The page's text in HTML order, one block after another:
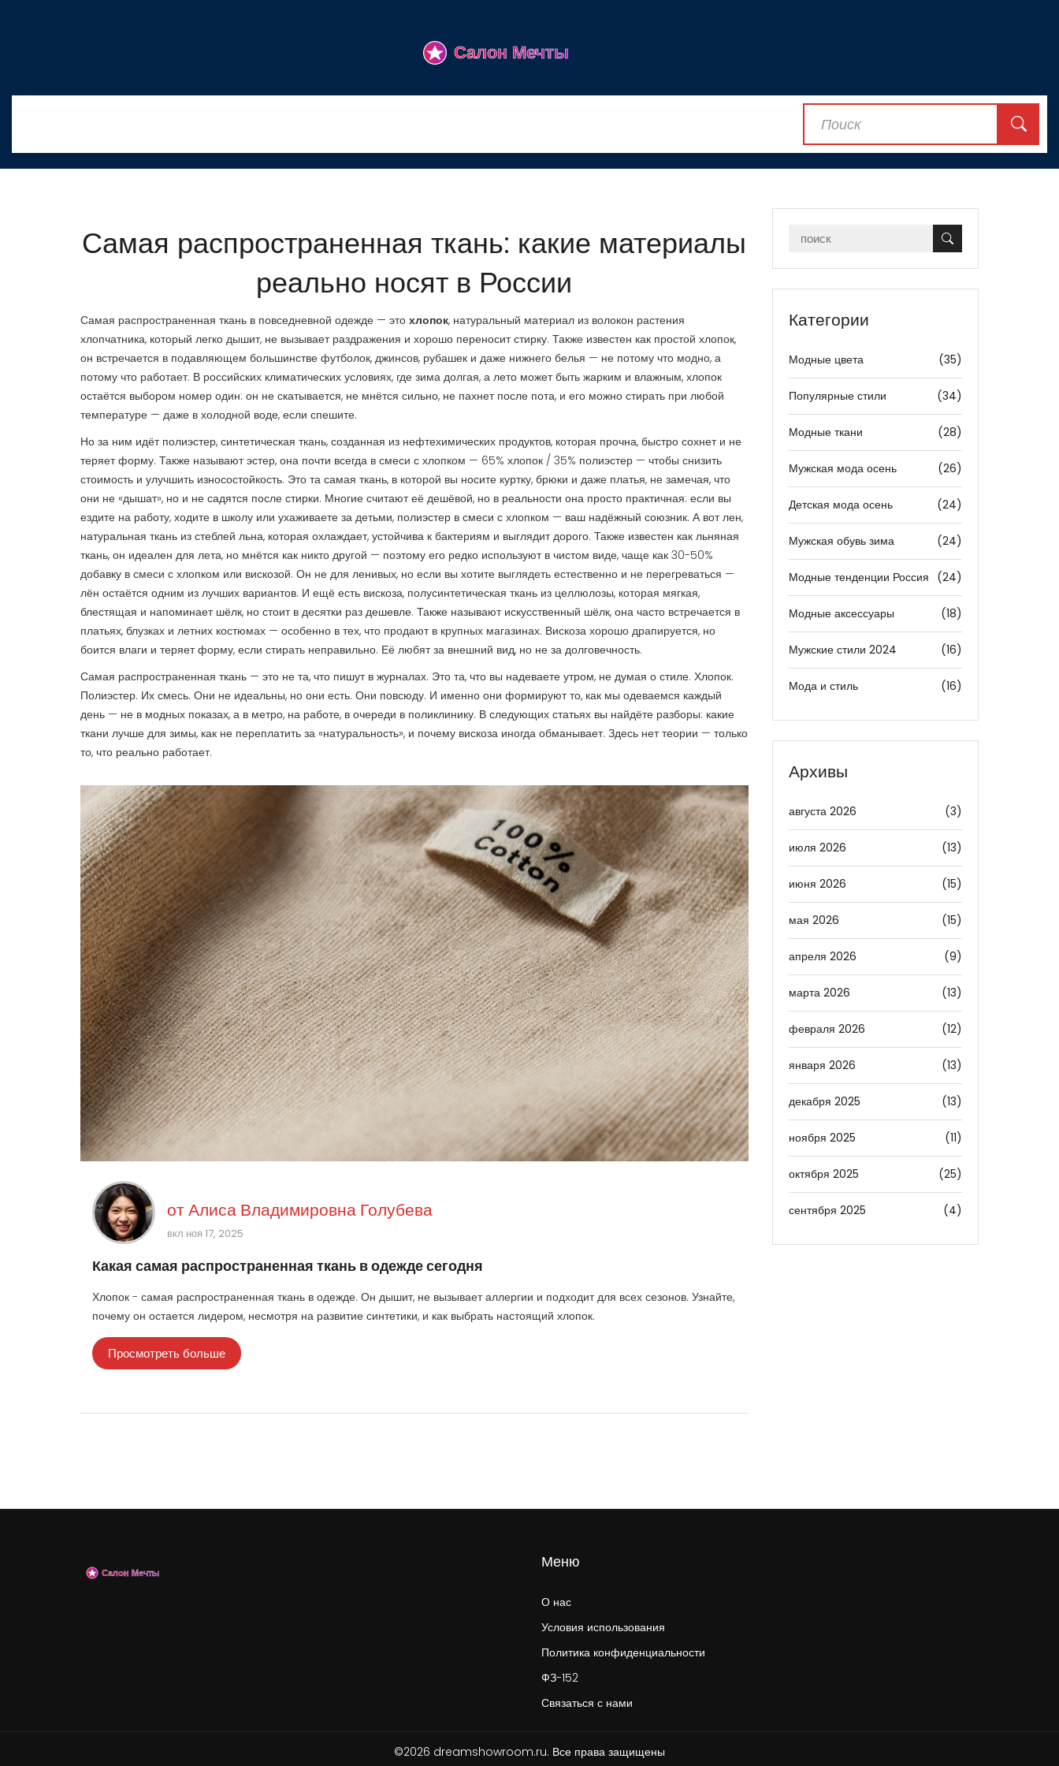
Самая распространенная ткань: какие материалы
реально носят в России
Самая распространенная ткань в повседневной одежде — это хлопок, натуральный материал из волокон растения
хлопчатника, который легко дышит, не вызывает раздражения и хорошо переносит стирку. Также известен как простой хлопок,
он встречается в подавляющем большинстве футболок, джинсов, рубашек и даже нижнего белья — не потому что модно, а
потому что работает. В российских климатических условиях, где зима долгая, а лето может быть жарким и влажным, хлопок
остаётся выбором номер один: он не скатывается, не мнётся сильно, не пахнет после пота, и его можно стирать при любой
температуре — даже в холодной воде, если спешите.
Но за ним идёт полиэстер, синтетическая ткань, созданная из нефтехимических продуктов, которая прочна, быстро сохнет и не
теряет форму. Также называютэстер, она почти всегда в смеси с хлопком — 65% хлопок / 35% полиэстер — чтобы снизить
стоимость и улучшить износостойкость. Это та самая ткань, в которой вы носите куртку, брюки и даже платья, не замечая, что
они не «дышат», но и не садятся после стирки. Многие считают её дешёвой, но в реальности она просто практичная: если вы
ездите на работу, ходите в школу или ухаживаете за детьми, полиэстер в смеси с хлопком — ваш надёжный союзник. А вотлен,
натуральная ткань из стеблей льна, которая охлаждает, устойчива к бактериям и выглядит дорого. Также известен как льняная
ткань, он идеален для лета, но мнётся как никто другой — поэтому его редко используют в чистом виде, чаще как 30-50%
добавку в смеси с хлопком или вискозой. Он не для ленивых, но если вы хотите выглядеть естественно и не перегреваться —
лён остаётся одним из лучших вариантов. И ещё есть вискоза, полусинтетическая ткань из целлюлозы, которая мягкая,
блестящая и напоминает шёлк, но стоит в десятки раз дешевле. Также называют искусственный шёлк, она часто встречается в
платьях, блузках и летних костюмах — особенно в тех, что продают в крупных магазинах. Вискоза хорошо драпируется, но
боится влаги и теряет форму, если стирать неправильно. Её любят за внешний вид, но не за долговечность.
Самая распространенная ткань — это не та, что пишут в журналах. Это та, что вы надеваете утром, не думая о стиле. Хлопок.
Полиэстер. Их смесь. Они не идеальны, но они есть. Они повсюду. И именно они формируют то, как мы одеваемся каждый
день — не в модных показах, а в метро, на работе, в очереди в поликлинику. В следующих статьях вы найдёте разборы: какие
ткани лучше для зимы, как не переплатить за «натуральность», и почему вискоза иногда обманывает. Здесь нет теории — только
то, что реально работает.
отАлиса Владимировна Голубева
вкл ноя 17, 2025
Какая самая распространенная ткань в одежде сегодня
Хлопок - самая распространенная ткань в одежде. Он дышит, не вызывает аллергии и подходит для всех сезонов. Узнайте,
почему он остается лидером, несмотря на развитие синтетики, и как выбрать настоящий хлопок.
Просмотреть больше
Категории
Модные цвета (35)
Популярные стили (34)
Модные ткани (28)
Мужская мода осень (26)
Детская мода осень (24)
Мужская обувь зима (24)
Модные тенденции Россия (24)
Модные аксессуары (18)
Мужские стили 2024 (16)
Мода и стиль (16)
Архивы
августа 2026 (3)
июля 2026 (13)
июня 2026 (15)
мая 2026 (15)
апреля 2026 (9)
марта 2026 (13)
февраля 2026 (12)
января 2026 (13)
декабря 2025 (13)
ноября 2025 (11)
октября 2025 (25)
сентября 2025 (4)
Меню
О нас
Условия использования
Политика конфиденциальности
ФЗ-152
Связаться с нами
©2026 dreamshowroom.ru. Все права защищены